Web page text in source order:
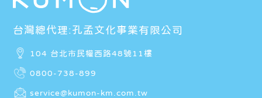
台灣總代理:孔孟文化事業有限公司
104 台北市民權西路48號11樓
0800-738-899
service@kumon-km.com.tw